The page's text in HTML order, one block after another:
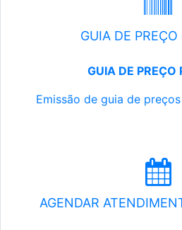
GUIA DE
GUIA DE PREÇO
Emissão de guia de
AGENDAR